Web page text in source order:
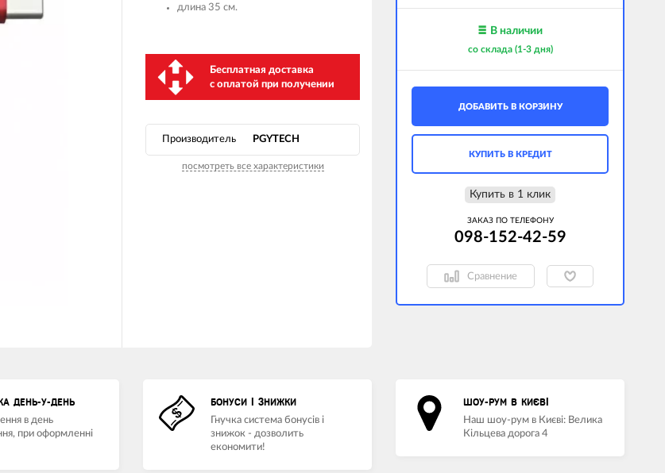
длина 35 см.
Бесплатная доставка
c оплатой при получении
Производитель PGYTECH
посмотреть все характеристики
В наличии
со склада (1-3 дня)
ДОБАВИТЬ В КОРЗИНУ
КУПИТЬ В КРЕДИТ
Купить в 1 клик
ЗАКАЗ ПО ТЕЛЕФОНУ
098-152-42-59
Сравнение
ДЕНЬ-У-ДЕНЬ
в день
при оформленні
БОНУСИ І ЗНИЖКИ
Гнучка система бонусів і
знижок - дозволить
економити!
ШОУ-РУМ В КИЄВІ
Наш шоу-рум в Києві: Велика
Кільцева дорога 4